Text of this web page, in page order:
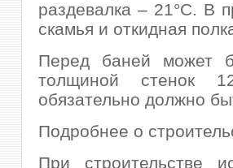
раздевалка – 21°С. В
скамья и откидная
Перед баней может
толщиной стенок
обязательно должно
Подробнее о
При строительстве